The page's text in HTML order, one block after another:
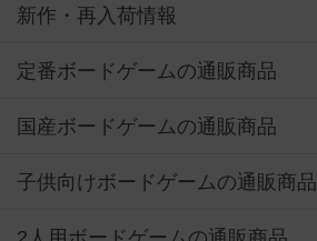
新作・再入荷情報
定番ボードゲームの通販商品
国産ボードゲームの通販商品
子供向けボードゲームの通販商品